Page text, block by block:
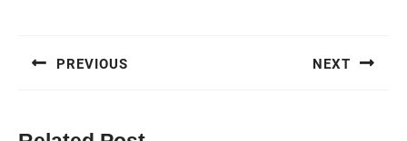
PREVIOUS
NEXT